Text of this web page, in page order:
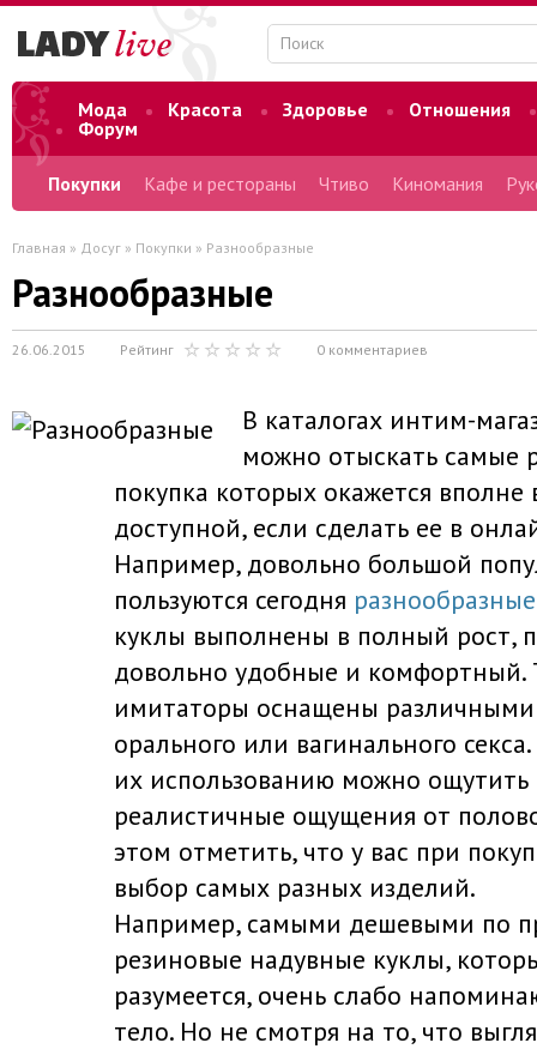
Мода Красота Здоровье
Отношения
Форум
Покупки Кафе и рестораны Чтиво Киномания
Главная » Досуг » Покупки » Разнообразные
Разнообразные
26.06.2015 Рейтинг 0 комментариев
В каталогах интим-
можно отыскать самые
покупка которых окажется
доступной, если сделать ее в
Например, довольно большой
пользуются сегодня разнообразные
куклы выполнены в полный рост,
довольно удобные и комфортный.
имитаторы оснащены
орального или вагинального
их использованию можно ощутить
реалистичные ощущения от
этом отметить, что у вас при
выбор самых разных изделий.
Например, самыми дешевыми по
резиновые надувные куклы,
разумеется, очень слабо
тело. Но не смотря на то, что